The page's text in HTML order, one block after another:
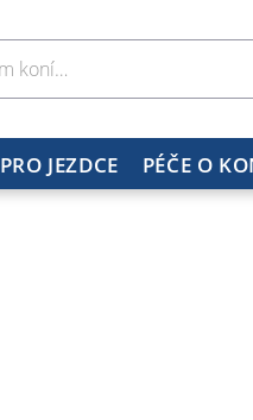
PRO JEZDCE PÉČE O